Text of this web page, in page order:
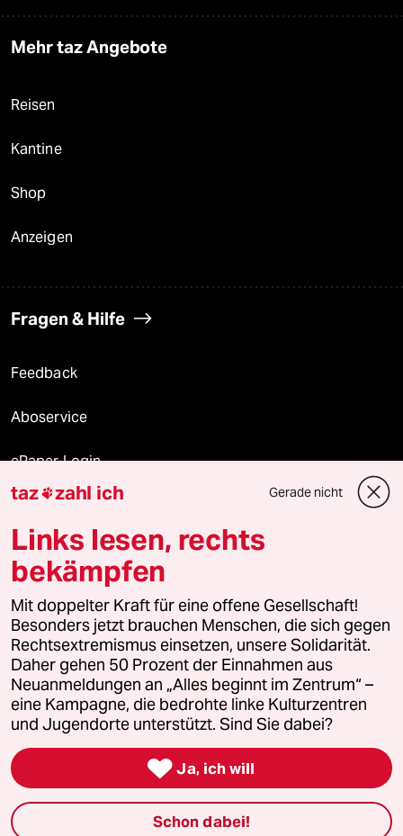
Mehr taz Angebote
Reisen
Kantine
Shop
Anzeigen
Fragen & Hilfe
Feedback
Aboservice
ePaper Login
Downloads für Abonnierende
© 2026 taz Verlags und Vertriebs GmbH
Alle Rechte vorbehalten. Bei rechtlichen Fragen oder für Genehmigungen
wenden Sie sich bitte an
lizenzen@taz.de
Feedback Redaktionsstatut Kommune-Richtlinien
Leitlinie Informant Datenschutz Impressum AGB
Seitenwende Einwilligungen widerrufen (Ads)
taz zahl ich Gerade nicht
Links lesen, rechts
bekämpfen
Mit doppelter Kraft für eine offene Gesellschaft!
Besonders jetzt brauchen Menschen, die sich gegen
Rechtsextremismus einsetzen, unsere Solidarität.
Daher gehen 50 Prozent der Einnahmen aus
Neuanmeldungen an „Alles beginnt im Zentrum“ –
eine Kampagne, die bedrohte linke Kulturzentren
und Jugendorte unterstützt. Sind Sie dabei?
 Ja, ich will
Schon dabei!